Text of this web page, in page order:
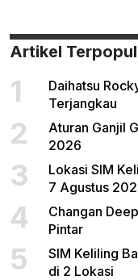
Artikel
1
Daihatsu
Terjangkau
2
Aturan Ganjil
2026
3
Lokasi SIM
7 Agustus
4
Changan
Pintar
5
SIM Keliling
di 2 Lokasi